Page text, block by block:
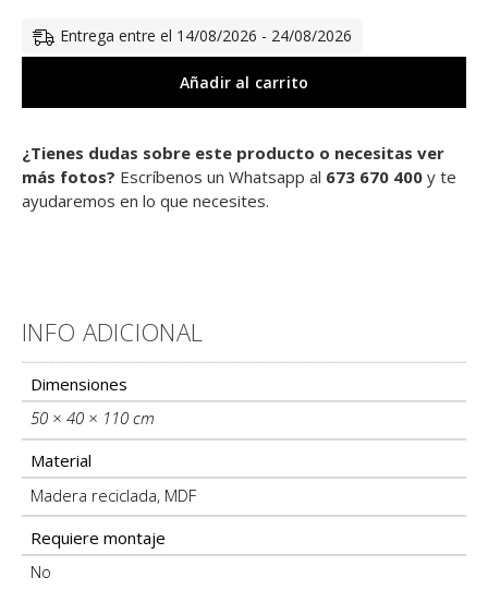
Entrega entre el 14/08/2026 - 24/08/2026
Añadir al carrito
¿Tienes dudas sobre este producto o necesitas ver
más fotos? Escríbenos un Whatsapp al 673 670 400 y te
ayudaremos en lo que necesites.
INFO ADICIONAL
Información adicional
Dimensiones
50 × 40 × 110 cm
Material
Madera reciclada, MDF
Requiere montaje
No